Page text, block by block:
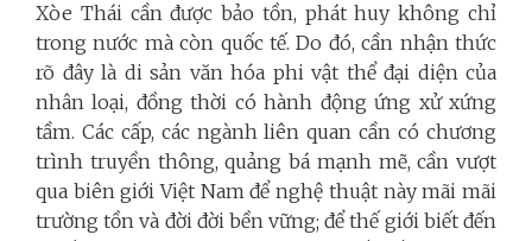
Xòe Thái cần được bảo tồn, phát huy không chỉ
trong nước mà còn quốc tế. Do đó, cần nhận thức
rõ đây là di sản văn hóa phi vật thể đại diện của
nhân loại, đồng thời có hành động ứng xử xứng
tầm. Các cấp, các ngành liên quan cần có chương
trình truyền thông, quảng bá mạnh mẽ, cần vượt
qua biên giới Việt Nam để nghệ thuật này mãi mãi
trường tồn và đời đời bền vững; để thế giới biết đến